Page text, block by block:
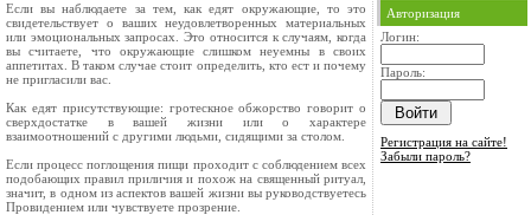
Если вы наблюдаете за тем, как едят окружающие, то это
свидетельствует о ваших неудовлетворенных материальных
или эмоциональных запросах. Это относится к случаям, когда
вы считаете, что окружающие слишком неуемны в своих
аппетитах. В таком случае стоит определить, кто ест и почему
не пригласили вас.
Как едят присутствующие: гротескное обжорство говорит о
сверхдостатке в вашей жизни или о характере
взаимоотношений с другими людьми, сидящими за столом.
Если процесс поглощения пищи проходит с соблюдением всех
подобающих правил приличия и похож на священный ритуал,
значит, в одном из аспектов вашей жизни вы руководствуетесь
Провидением или чувствуете прозрение.
Авторизация
Логин:
Пароль:
Регистрация на сайте!
Забыли пароль?